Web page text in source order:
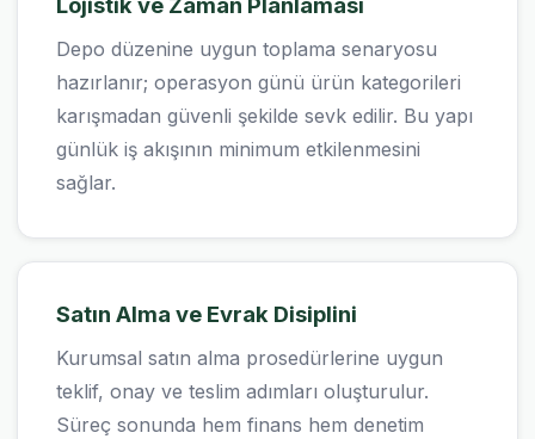
Depo düzenine uygun toplama senaryosu
hazırlanır; operasyon günü ürün kategorileri
karışmadan güvenli şekilde sevk edilir. Bu yapı
günlük iş akışının minimum etkilenmesini
sağlar.
Satın Alma ve Evrak Disiplini
Kurumsal satın alma prosedürlerine uygun
teklif, onay ve teslim adımları oluşturulur.
Süreç sonunda hem finans hem denetim